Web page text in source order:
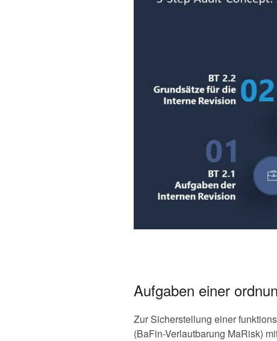
Aufgaben einer
Zur Sicherstellung einer
(BaFin-Verlautbarung MaRisk)